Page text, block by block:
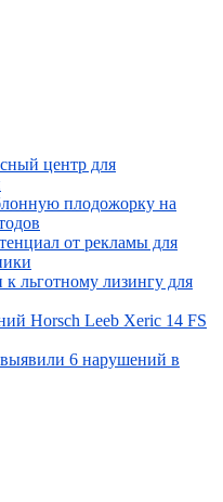
центр для
плодожорку на
от рекламы для
льготному лизингу для
Horsch Leeb Xeric 14 FS
выявили 6 нарушений в